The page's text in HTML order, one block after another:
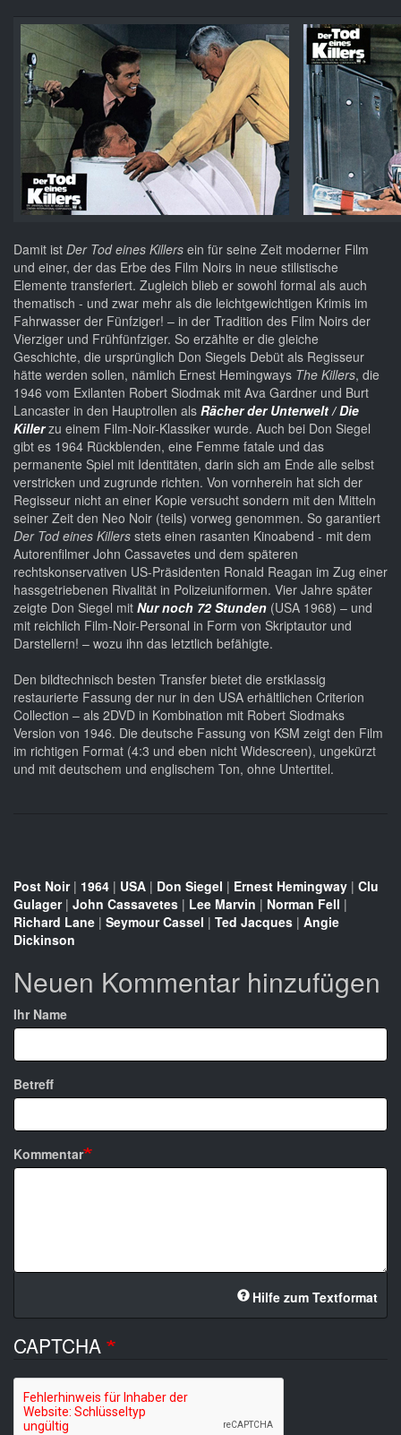
Damit ist Der Tod eines Killers ein für seine Zeit moderner Film
und einer, der das Erbe des Film Noirs in neue stilistische
Elemente transferiert. Zugleich blieb er sowohl formal als auch
thematisch - und zwar mehr als die leichtgewichtigen Krimis im
Fahrwasser der Fünfziger! – in der Tradition des Film Noirs der
Vierziger und Frühfünfziger. So erzählte er die gleiche
Geschichte, die ursprünglich Don Siegels Debüt als Regisseur
hätte werden sollen, nämlich Ernest Hemingways The Killers, die
1946 vom Exilanten Robert Siodmak mit Ava Gardner und Burt
Lancaster in den Hauptrollen als Rächer der Unterwelt / Die
Killer zu einem Film-Noir-Klassiker wurde. Auch bei Don Siegel
gibt es 1964 Rückblenden, eine Femme fatale und das
permanente Spiel mit Identitäten, darin sich am Ende alle selbst
verstricken und zugrunde richten. Von vornherein hat sich der
Regisseur nicht an einer Kopie versucht sondern mit den Mitteln
seiner Zeit den Neo Noir (teils) vorweg genommen. So garantiert
Der Tod eines Killers stets einen rasanten Kinoabend - mit dem
Autorenfilmer John Cassavetes und dem späteren
rechtskonservativen US-Präsidenten Ronald Reagan im Zug einer
hassgetriebenen Rivalität in Polizeiuniformen. Vier Jahre später
zeigte Don Siegel mit Nur noch 72 Stunden (USA 1968) – und
mit reichlich Film-Noir-Personal in Form von Skriptautor und
Darstellern! – wozu ihn das letztlich befähigte.
Den bildtechnisch besten Transfer bietet die erstklassig
restaurierte Fassung der nur in den USA erhältlichen Criterion
Collection – als 2DVD in Kombination mit Robert Siodmaks
Version von 1946. Die deutsche Fassung von KSM zeigt den Film
im richtigen Format (4:3 und eben nicht Widescreen), ungekürzt
und mit deutschem und englischem Ton, ohne Untertitel.
Post Noir| 1964 | USA | Don Siegel | Ernest Hemingway | Clu
Gulager| John Cassavetes | Lee Marvin | Norman Fell |
Richard Lane | Seymour Cassel | Ted Jacques | Angie
Dickinson
Neuen Kommentar hinzufügen
Ihr Name
Betreff
Kommentar
Hilfe zum Textformat
CAPTCHA